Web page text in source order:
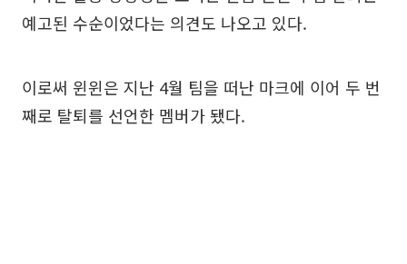
예고된 수순이었다는 의견도 나오고 있다.
이로써 윈윈은 지난 4월 팀을 떠난 마크에 이어 두 번
째로 탈퇴를 선언한 멤버가 됐다.